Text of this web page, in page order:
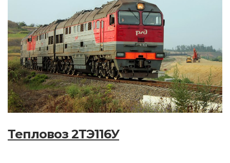
Тепловоз 2ТЭ116У